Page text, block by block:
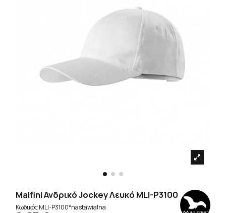
Malfini Ανδρικό Jockey Λευκό MLI-P3100
ΚωδικόςMLI-P3100*nastawialna